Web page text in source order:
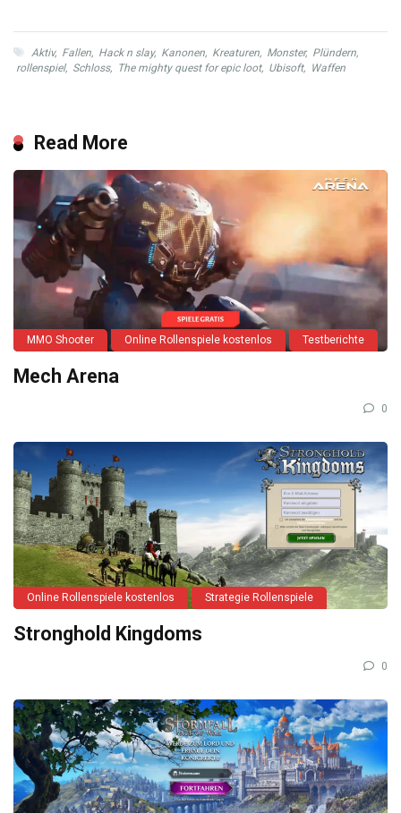
Aktiv, Fallen, Hack n slay, Kanonen, Kreaturen, Monster, Plündern,
rollenspiel, Schloss, The mighty quest for epic loot, Ubisoft, Waffen
Read More
MMO Shooter Online Rollenspiele kostenlos Testberichte
Mech Arena
0
Online Rollenspiele kostenlos Strategie Rollenspiele
Stronghold Kingdoms
0